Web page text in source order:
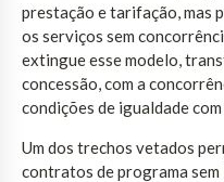
prestação e tarifação, mas
os serviços sem
extingue esse modelo,
concessão, com a
condições de igualdade
Um dos trechos vetados
contratos de programa